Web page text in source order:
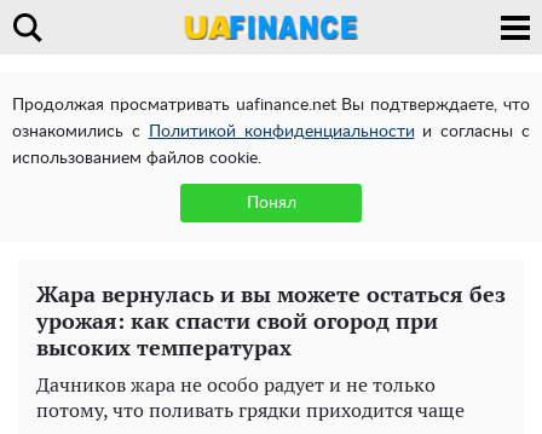
Продолжая просматривать uafinance.net Вы подтверждаете, что
ознакомились с
Политикой конфиденциальности и согласны с
использованием файлов cookie.
Понял
Жара вернулась и вы можете остаться без
урожая: как спасти свой огород при
высоких температурах
Дачников жара не особо радует и не только
потому, что поливать грядки приходится чаще